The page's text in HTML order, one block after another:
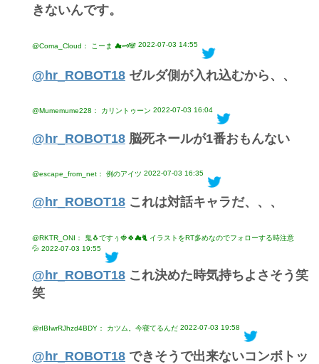
きないんです。
@Coma_Cloud： こーま ☁🗝🐼 2022-07-03 14:55
@hr_ROBOT18 ゼルダ側が入れ込むから、、
@Mumemume228： カリントゥーン 2022-07-03 16:04
@hr_ROBOT18 脳死ネールが1番おもんない
@escape_from_net： 例のアイツ 2022-07-03 16:35
@hr_ROBOT18 これは対話キャラだ、、、
@RKTR_ONI： 鬼🐧ですぅ🍓🍀☁🐈 イラストをRT多めなのでフォローする時注意
💦 2022-07-03 19:55
@hr_ROBOT18 これ決めた時気持ちよさそう笑
笑
@rIBIwrRJhzd4BDY： カツム。今寝てるんだ 2022-07-03 19:58
@hr_ROBOT18 できそうで出来ないコンボトッ